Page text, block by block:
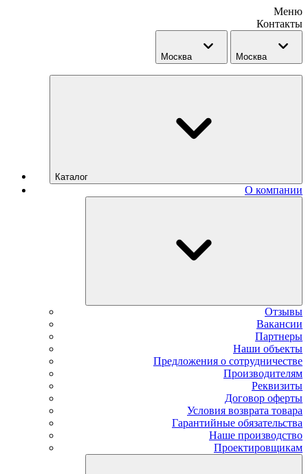
Меню
Контакты
Москва Москва
Каталог
О компании
Отзывы
Вакансии
Партнеры
Наши объекты
Предложения о сотрудничестве
Производителям
Реквизиты
Договор оферты
Условия возврата товара
Гарантийные обязательства
Наше производство
Проектировщикам